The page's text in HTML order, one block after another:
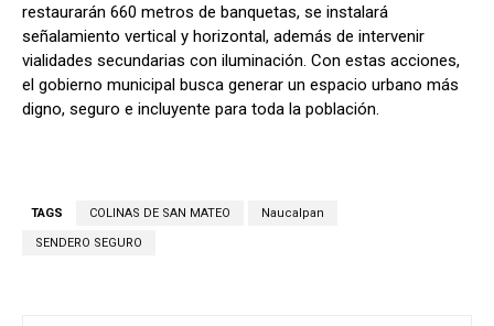
restaurarán 660 metros de banquetas, se instalará
señalamiento vertical y horizontal, además de intervenir
vialidades secundarias con iluminación. Con estas acciones,
el gobierno municipal busca generar un espacio urbano más
digno, seguro e incluyente para toda la población.
TAGS COLINAS DE SAN MATEO Naucalpan
SENDERO SEGURO